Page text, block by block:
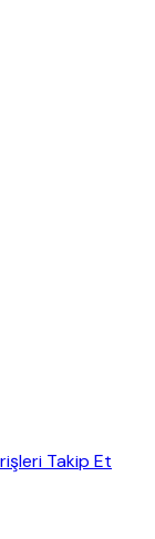
Takip Et